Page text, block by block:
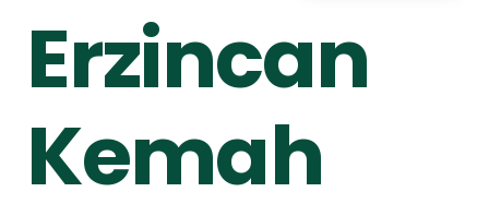
Erzincan
Kemah